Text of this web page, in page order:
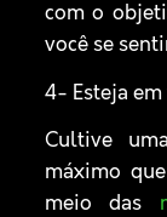
com o
você se
4- Esteja
Cultive
máximo
meio das